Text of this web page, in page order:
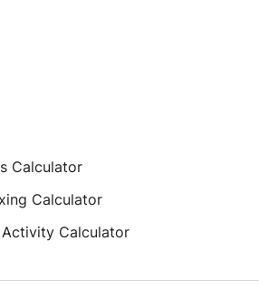
Calculator
Calculator
Activity Calculator